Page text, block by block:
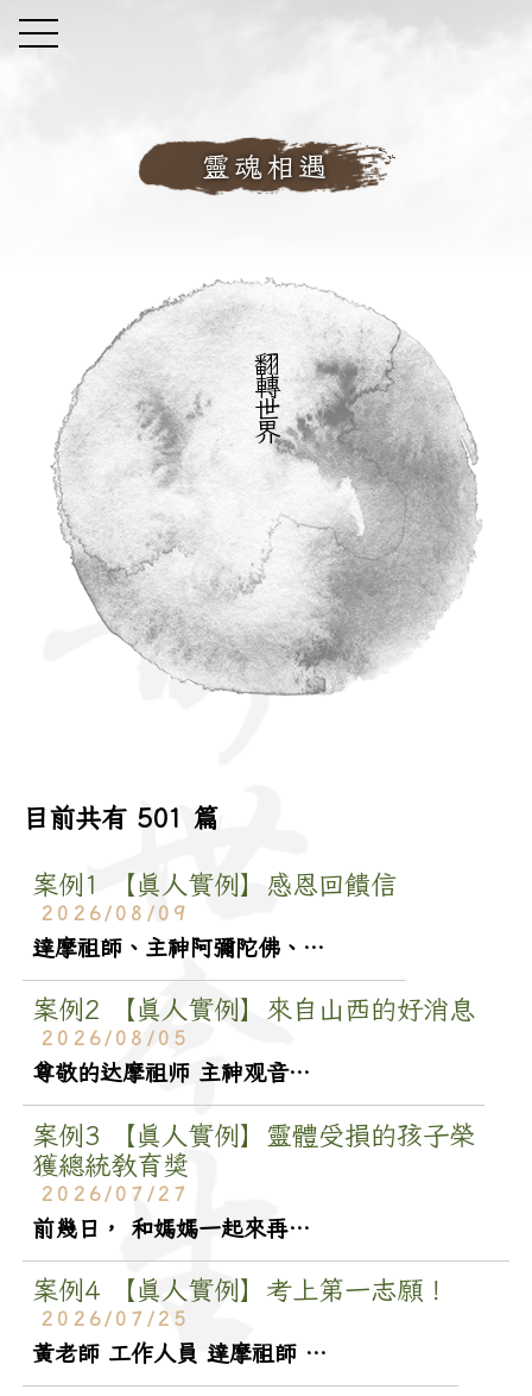
靈魂相遇
翻
轉
世
界
目前共有 501 篇
案例1
【真人實例】感恩回饋信
2026/08/09
達摩祖師、主神阿彌陀佛、眾神尊、黃老師以及所有工作人員們， 祢／您們好： 從未問事、問事、認主報到，心境上不斷地變化，謝謝主神阿彌陀佛＆靈兒，給我接下來的人生，宛若重生般，是一張空白圖紙，可以自由揮灑...
案例2 【真人實例】來自山西的好消息
2026/08/05
尊敬的达摩祖师 主神观音菩萨 黄老师及工作人员你们好： 儿子中考成绩已出，超常发挥，比平时模拟考试高出 70 分，顺利考上了他自己看好的学校（太原市〇〇中），而且学校的新校区离家很近。感恩主神关照，灵...
案例3
【真人實例】靈體受損的孩子榮
獲總統教育獎
2026/07/27
前幾日， 和媽媽一起來再諮詢的男孩， 自己背著揹包鼓鼓的很重， 孩子很乖巧靦腆笑咪咪的， 坐下來後， 媽媽幫忙從揹包中， 把沈甸甸的講座拿出來， 獲獎的講座要來呈給主神， 媽媽說： 孩子獲得今年總統教...
案例4 【真人實例】考上第一志願！
2026/07/25
黃老師 工作人員 達摩祖師 主神觀世音菩薩您們好： 我兒子在國中會考那天，我跟主神祈禱保佑他考試順利，能考上心中第一志願！ 日前榜單公布，他如願考上高雄高工第一志願！ 我們全家都替他高興！ 謝謝主神的...